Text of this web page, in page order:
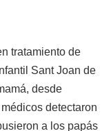
tratamiento de
Sant Joan de
desde
detectaron
a los papás